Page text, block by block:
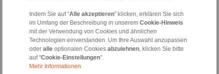
Indem Sie auf "Alle akzeptieren" klicken, erklären Sie sich
im Umfang der Beschreibung in unserem Cookie-Hinweis
mit der Verwendung von Cookies und ähnlichen
Technologien einverstanden. Um Ihre Auswahl anzupassen
oder alleoptionalen Cookies abzulehnen, klicken Sie bitte
auf "Cookie-Einstellungen".
Mehr Informationen
Lastmomentsperren